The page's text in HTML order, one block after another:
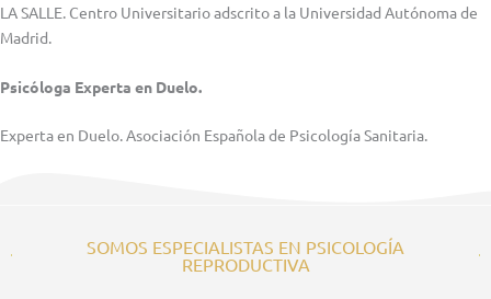
LA SALLE. Centro Universitario adscrito a la Universidad Autónoma de
Madrid.
Psicóloga Experta en Duelo.
Experta en Duelo. Asociación Española de Psicología Sanitaria.
SOMOS ESPECIALISTAS EN PSICOLOGÍA
REPRODUCTIVA